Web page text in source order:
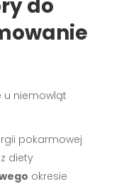
do
u niemowląt
pokarmowej
diety
okresie